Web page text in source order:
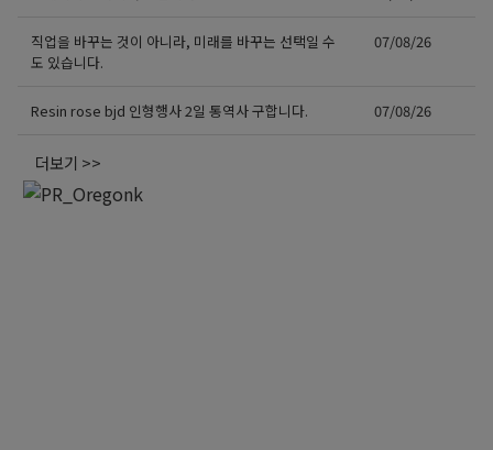
직업을 바꾸는 것이 아니라, 미래를 바꾸는 선택일 수
도 있습니다.
07/08/26
Resin rose bjd 인형행사 2일 통역사 구합니다. 07/08/26
더보기 >>